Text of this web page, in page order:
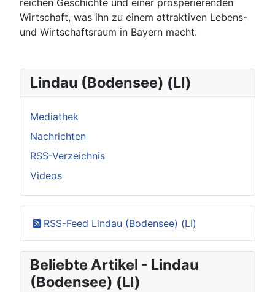
reichen Geschichte und einer prosperierenden
Wirtschaft, was ihn zu einem attraktiven Lebens-
und Wirtschaftsraum in Bayern macht.
Lindau (Bodensee) (LI)
Mediathek
Nachrichten
RSS-Verzeichnis
Videos
RSS-Feed Lindau (Bodensee) (LI)
Beliebte Artikel - Lindau
(Bodensee) (LI)